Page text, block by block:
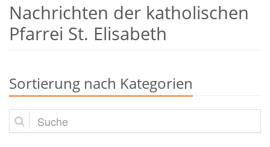
Nachrichten der katholischen
Pfarrei St. Elisabeth
Sortierung nach Kategorien
Suche